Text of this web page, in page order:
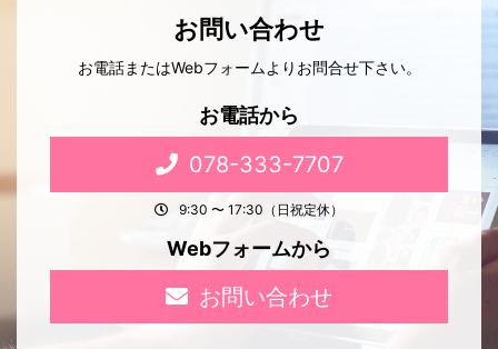
お問い合わせ
お電話またはWebフォームよりお問合せ下さい。
お電話から
078-333-7707
9:30 〜 17:30（日祝定休）
Webフォームから
お問い合わせ